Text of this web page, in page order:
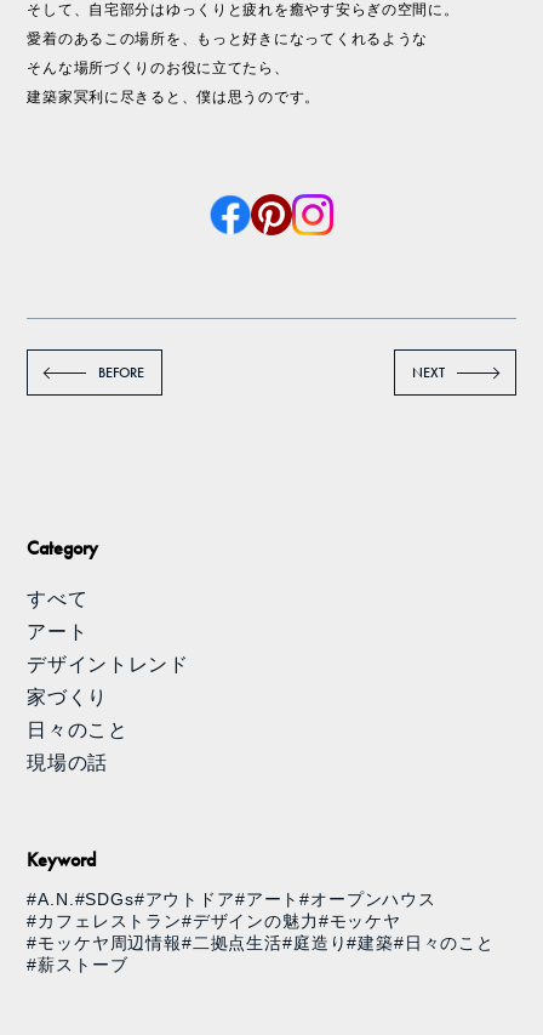
そして、自宅部分はゆっくりと疲れを癒やす安らぎの空間に。
愛着のあるこの場所を、もっと好きになってくれるような
そんな場所づくりのお役に立てたら、
建築家冥利に尽きると、僕は思うのです。
BEFORE NEXT
Category
すべて
アート
デザイントレンド
家づくり
日々のこと
現場の話
Keyword
#A.N. #SDGs#アウトドア#アート#オープンハウス
#カフェレストラン#デザインの魅力#モッケヤ
#モッケヤ周辺情報#二拠点生活#庭造り#建築#日々のこと
#薪ストーブ